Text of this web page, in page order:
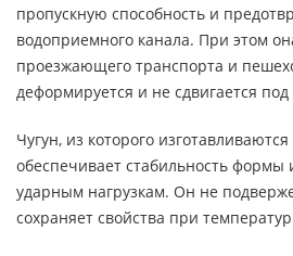
пропускную способность и
водоприемного канала. При этом
проезжающего транспорта и
деформируется и не сдвигается
Чугун, из которого
обеспечивает стабильность формы
ударным нагрузкам. Он не
сохраняет свойства при